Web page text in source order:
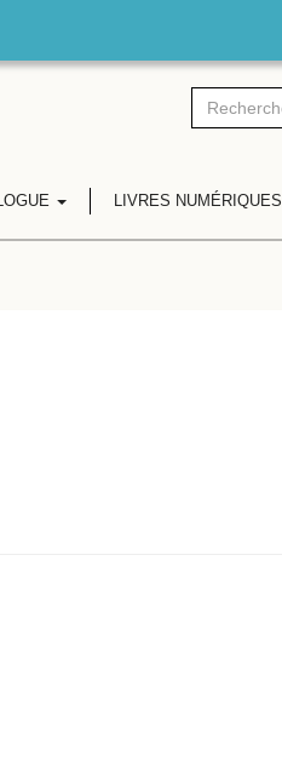
LIVRES NUMÉRIQUES